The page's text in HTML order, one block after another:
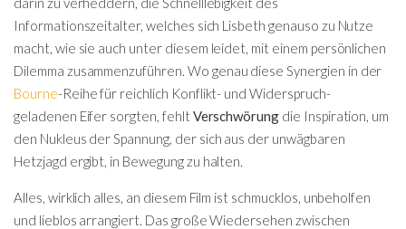
Informationszeitalter, welches sich Lisbeth genauso zu Nutze
macht, wie sie auch unter diesem leidet, mit einem persönlichen
Dilemma zusammenzuführen. Wo genau diese Synergien in der
Bourne-Reihe für reichlich Konflikt- und Widerspruch-
geladenen Eifer sorgten, fehlt Verschwörung die Inspiration, um
den Nukleus der Spannung, der sich aus der unwägbaren
Hetzjagd ergibt, in Bewegung zu halten.
Alles, wirklich alles, an diesem Film ist schmucklos, unbeholfen
und lieblos arrangiert. Das große Wiedersehen zwischen